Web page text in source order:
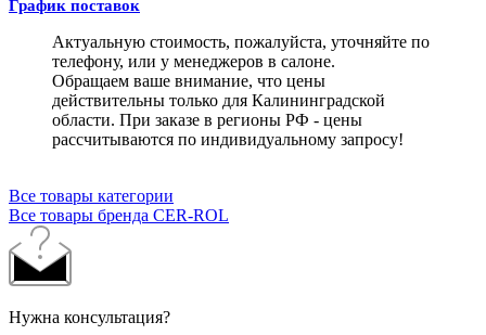
График поставок
Актуальную стоимость, пожалуйста, уточняйте по
телефону, или у менеджеров в салоне.
Обращаем ваше внимание, что цены
действительны только для Калининградской
области. При заказе в регионы РФ - цены
рассчитываются по индивидуальному запросу!
Все товары категории
Все товары бренда CER-ROL
Нужна консультация?